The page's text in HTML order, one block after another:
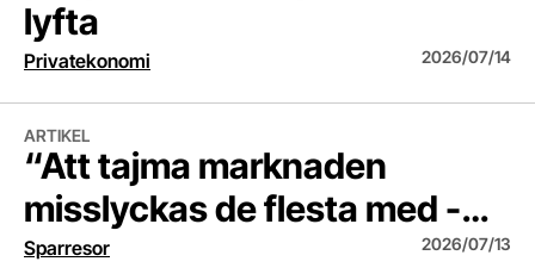
lyfta
Privatekonomi 2026/07/14
ARTIKEL
“Att tajma marknaden
misslyckas de flesta med -
jag inkluderad“ - Anton, 34.
Sparresor 2026/07/13